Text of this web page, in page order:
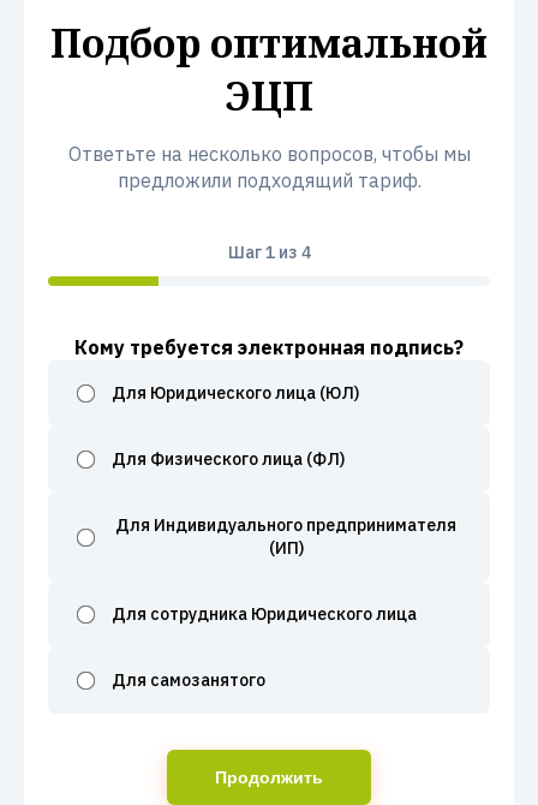
Подбор оптимальной
ЭЦП
Ответьте на несколько вопросов, чтобы мы
предложили подходящий тариф.
Шаг1из 4
Кому требуется электронная подпись?
Для Юридического лица (ЮЛ)
Для Физического лица (ФЛ)
Для Индивидуального предпринимателя
(ИП)
Для сотрудника Юридического лица
Для самозанятого
Продолжить